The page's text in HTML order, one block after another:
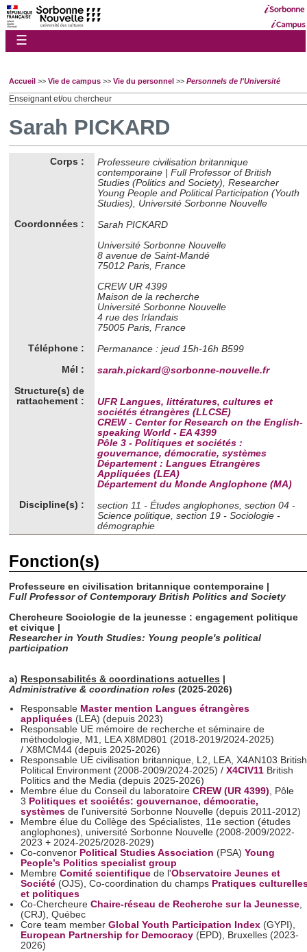
☰
Accueil >> Vie de campus >> Vie du personnel >> Personnels de l'Université
Enseignant et/ou chercheur
Sarah PICKARD
Corps :
Professeure civilisation britannique
contemporaine | Full Professor of British
Studies (Politics and Society), Researcher
Young People and Political Participation (Youth
Studies), Université Sorbonne Nouvelle
Coordonnées :
Sarah PICKARD
Université Sorbonne Nouvelle
8 avenue de Saint-Mandé
75012 Paris, France
CREW UR 4399
Maison de la recherche
Université Sorbonne Nouvelle
4 rue des Irlandais
75005 Paris, France
Téléphone :
Permanance : jeud 15h-16h B599
Mél :
sarah.pickard@sorbonne-nouvelle.fr
Structure(s) de
rattachement :
UFR Langues, littératures, cultures et
sociétés étrangères (LLCSE)
CREW - Center for Research on the English-
speaking World - EA 4399
Pôle 3 - Politiques et sociétés :
gouvernance, démocratie, systèmes
Département : Langues Etrangères
Appliquées (LEA)
Département du Monde Anglophone (MA)
Discipline(s) :
section 11 - Études anglophones, section 04 -
Science politique, section 19 - Sociologie -
démographie
Fonction(s)
Professeure en civilisation britannique contemporaine |
Full Professor of Contemporary British Politics and Society
Chercheure Sociologie de la jeunesse : engagement politique
et civique |
Researcher in Youth Studies: Young people's political
participation
a) Responsabilités & coordinations actuelles |
Administrative & coordination roles (2025-2026)
Responsable Master mention Langues étrangères
appliquées (LEA) (depuis 2023)
Responsable UE mémoire de recherche et séminaire de
méthodologie, M1, LEA X8MD801 (2018-2019/2024-2025)
/ X8MCM44 (depuis 2025-2026)
Responsable UE civilisation britannique, L2, LEA, X4AN103 British
Political Environment (2008-2009/2024-2025) / X4CIV11 British
Politics and the Media (depuis 2025-2026)
Membre élue du Conseil du laboratoire CREW (UR 4399), Pôle
3 Politiques et sociétés: gouvernance, démocratie,
systèmes de l'université Sorbonne Nouvelle (depuis 2011-2012)
Membre élue du Collège des Spécialistes, 11e section (études
anglophones), université Sorbonne Nouvelle (2008-2009/2022-
2023 + 2024-2025/2028-2029)
Co-convenor Political Studies Association (PSA) Young
People’s Politics specialist group
Membre Comité scientifique de l'Observatoire Jeunes et
Société (OJS), Co-coordination du champs Pratiques
et politiques
Co-Chercheure Chaire-réseau de Recherche sur la Jeunesse,
(CRJ), Québec
Core team member Global Youth Participation Index (GYPI),
European Partnership for Democracy (EPD), Bruxelles (2023-
2026)